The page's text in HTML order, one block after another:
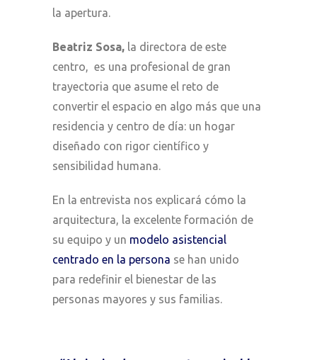
la apertura.
Beatriz Sosa, la directora de este
centro, es una profesional de gran
trayectoria que asume el reto de
convertir el espacio en algo más que una
residencia y centro de día: un hogar
diseñado con rigor científico y
sensibilidad humana.
En la entrevista nos explicará cómo la
arquitectura, la excelente formación de
su equipo y un modelo asistencial
centrado en la persona se han unido
para redefinir el bienestar de las
personas mayores y sus familias.